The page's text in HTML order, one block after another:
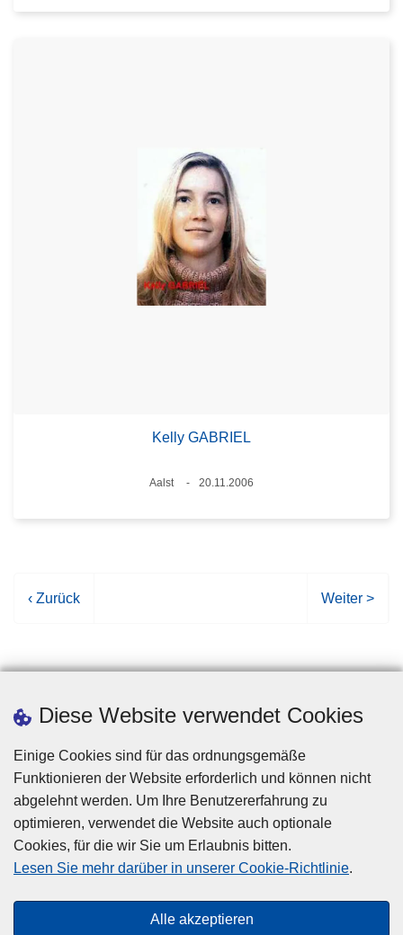
Diese Website verwendet Cookies
Einige Cookies sind für das ordnungsgemäße
Funktionieren der Website erforderlich und können nicht
abgelehnt werden. Um Ihre Benutzererfahrung zu
optimieren, verwendet die Website auch optionale
Cookies, für die wir Sie um Erlaubnis bitten.
Lesen Sie mehr darüber in unserer Cookie-Richtlinie.
Alle akzeptieren
Kelly GABRIEL
Standort
Aalst
20.11.2006
V
h
g
e
S
e
i
t
‹ Zurück
N
h
t
e
i
t
Weiter >
Disclaimer
Privacy
Cookies